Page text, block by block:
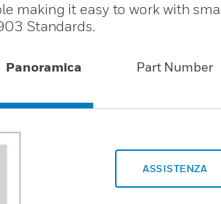
making it easy to work with
Standards.
Panoramica Part Number
ASSISTENZA